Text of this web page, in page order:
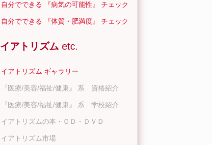
自分でできる 『病気の可能性』 チェック
自分でできる 『体質・肥満度』 チェック
イアトリズム etc.
イアトリズム ギャラリー
『医療/美容/福祉/健康』 系 資格紹介
『医療/美容/福祉/健康』 系 学校紹介
イアトリズムの本・ＣＤ・ＤＶＤ
イアトリズム市場